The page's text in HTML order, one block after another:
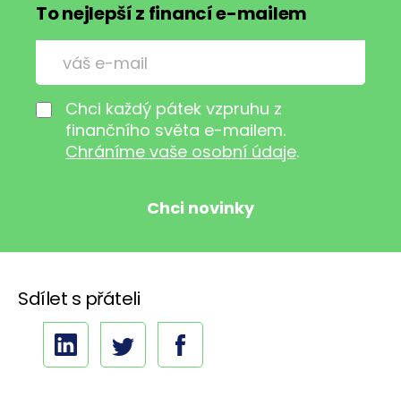
To nejlepší z financí e-mailem
Chci každý pátek vzpruhu z
finančního světa e-mailem.
Chráníme vaše osobní údaje.
Sdílet s přáteli